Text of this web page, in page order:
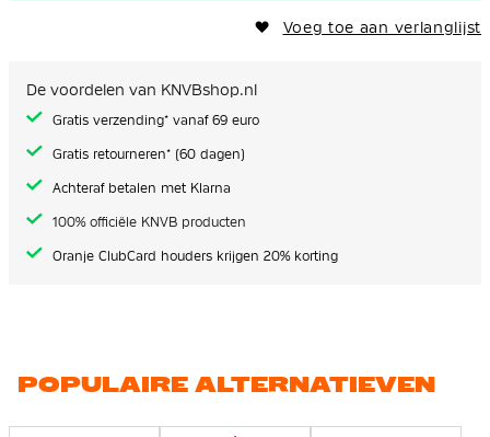
Voeg toe aan verlanglijst
De voordelen van KNVBshop.nl
Gratis verzending* vanaf 69 euro
Gratis retourneren* (60 dagen)
Achteraf betalen met Klarna
100% officiële KNVB producten
Oranje ClubCard houders krijgen 20% korting
POPULAIRE ALTERNATIEVEN